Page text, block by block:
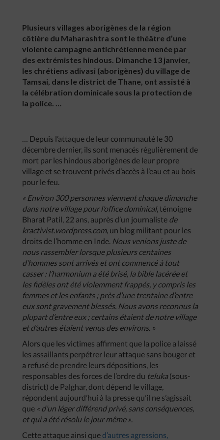
Plusieurs villages aborigènes de la région
côtière du Maharashtra sont le théâtre d’une
violente campagne antichrétienne menée par
des extrémistes hindous. Dimanche 13 janvier,
les chrétiens adivasi (aborigènes) du village de
Tamsai, dans le district de Thane, ont assisté à
la célébration dominicale sous la protection de
la police. …
… Depuis l’attaque de leur communauté le 30
décembre dernier, ils sont menacés régulièrement de
mort par les hindous aborigènes de leur propre
village et se trouvent privés d’accès à l’eau et au bois
pour le feu.
« Environ 300 personnes viennent chaque dimanche
dans notre village pour l’office dominical, témoigne
Bharat Patil, 22 ans, auprès d’un journaliste de
kractivist.wordpress.com, un blog militant pour les
droits de l’homme en Inde. Nous venions juste de
nous rassembler lorsque plusieurs centaines
d’hommes sont arrivés et ont commencé à tout
casser : l’harmonium a été brisé, la bible lacérée et
les fidèles ont été violemment frappés, y compris les
femmes et les enfants ; près d’une trentaine d’entre
eux sont gravement blessés. Nous avons reconnus la
plupart d’entre eux ; certains étaient de notre village
et d’autres étaient venus des environs. »
Alors que les victimes affirment que la police a laissé
les assaillants perpétrer leur attaque sans bouger et
a refusé de prendre leurs dépositions, les
responsables des forces de l’ordre du teluka(sous-
district) de Palghar, dont dépend le village,
répondent aujourd’hui à la presse qu’il ne s’agissait
que « d’un léger différend privé, sans conséquences,
et qui a été résolu le jour même ».
Cette attaque ainsi que d’autres agressions,